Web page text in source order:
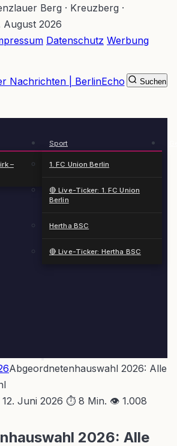
Berg · Kreuzberg ·
August 2026
Datenschutz Werbung
–
Sport
1. FC Union Berlin
🔴 Live-Ticker: 1. FC Union
Berlin
Hertha BSC
🔴 Live-Ticker: Hertha BSC
Suchen
Abgeordnetenhauswahl 2026: Alle
12. Juni 2026 ⏱ 8 Min. 👁 1.008
2026: Alle